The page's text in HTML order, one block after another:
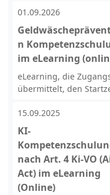
01.09.2026
n
im eLearning
eLearning, die
übermittelt, den
15.09.2025
KI-
nach Art. 4 Ki-VO
Act) im eLearning
(Online)